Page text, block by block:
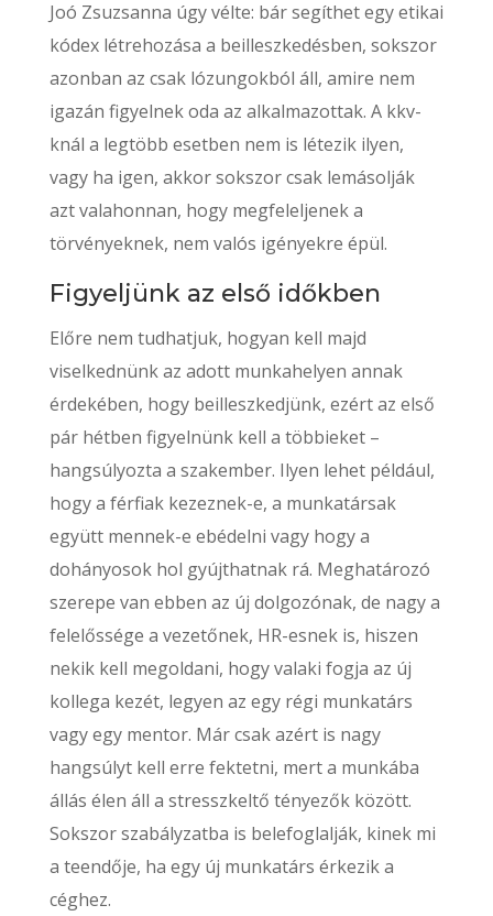
Joó Zsuzsanna úgy vélte: bár segíthet egy etikai
kódex létrehozása a beilleszkedésben, sokszor
azonban az csak lózungokból áll, amire nem
igazán figyelnek oda az alkalmazottak. A kkv-
knál a legtöbb esetben nem is létezik ilyen,
vagy ha igen, akkor sokszor csak lemásolják
azt valahonnan, hogy megfeleljenek a
törvényeknek, nem valós igényekre épül.
Figyeljünk az első időkben
Előre nem tudhatjuk, hogyan kell majd
viselkednünk az adott munkahelyen annak
érdekében, hogy beilleszkedjünk, ezért az első
pár hétben figyelnünk kell a többieket –
hangsúlyozta a szakember. Ilyen lehet például,
hogy a férfiak kezeznek-e, a munkatársak
együtt mennek-e ebédelni vagy hogy a
dohányosok hol gyújthatnak rá. Meghatározó
szerepe van ebben az új dolgozónak, de nagy a
felelőssége a vezetőnek, HR-esnek is, hiszen
nekik kell megoldani, hogy valaki fogja az új
kollega kezét, legyen az egy régi munkatárs
vagy egy mentor. Már csak azért is nagy
hangsúlyt kell erre fektetni, mert a munkába
állás élen áll a stresszkeltő tényezők között.
Sokszor szabályzatba is belefoglalják, kinek mi
a teendője, ha egy új munkatárs érkezik a
céghez.